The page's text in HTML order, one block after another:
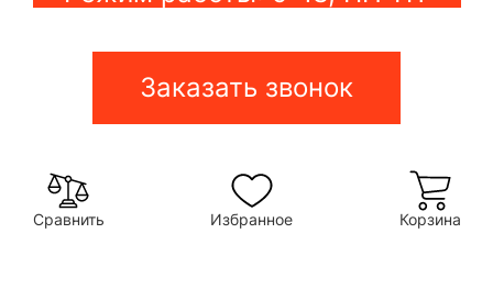
Заказать звонок
Сравнить Избранное Корзина